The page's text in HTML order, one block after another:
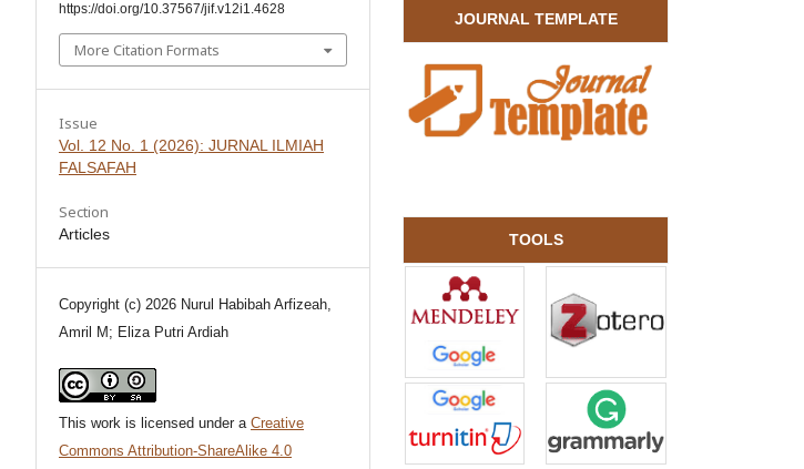
https://doi.org/10.37567/jif.v12i1.4628
More Citation Formats
Issue
Vol. 12 No. 1 (2026): JURNAL ILMIAH
FALSAFAH
Section
Articles
Copyright (c) 2026 Nurul Habibah Arfizeah,
Amril M; Eliza Putri Ardiah
This work is licensed under a Creative
Commons Attribution-ShareAlike 4.0
JOURNAL TEMPLATE
TOOLS